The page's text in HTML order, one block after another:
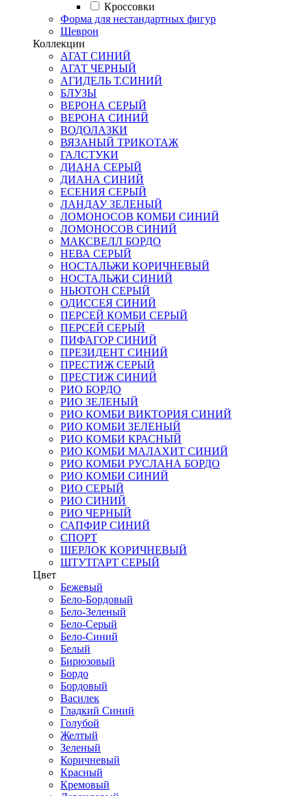
Кроссовки
Форма для нестандартных фигур
Шеврон
Коллекции
АГАТ СИНИЙ
АГАТ ЧЕРНЫЙ
АГИДЕЛЬ Т.СИНИЙ
БЛУЗЫ
ВЕРОНА СЕРЫЙ
ВЕРОНА СИНИЙ
ВОДОЛАЗКИ
ВЯЗАНЫЙ ТРИКОТАЖ
ГАЛСТУКИ
ДИАНА СЕРЫЙ
ДИАНА СИНИЙ
ЕСЕНИЯ СЕРЫЙ
ЛАНДАУ ЗЕЛЕНЫЙ
ЛОМОНОСОВ КОМБИ СИНИЙ
ЛОМОНОСОВ СИНИЙ
МАКСВЕЛЛ БОРДО
НЕВА СЕРЫЙ
НОСТАЛЬЖИ КОРИЧНЕВЫЙ
НОСТАЛЬЖИ СИНИЙ
НЬЮТОН СЕРЫЙ
ОДИССЕЯ СИНИЙ
ПЕРСЕЙ КОМБИ СЕРЫЙ
ПЕРСЕЙ СЕРЫЙ
ПИФАГОР СИНИЙ
ПРЕЗИДЕНТ СИНИЙ
ПРЕСТИЖ СЕРЫЙ
ПРЕСТИЖ СИНИЙ
РИО БОРДО
РИО ЗЕЛЕНЫЙ
РИО КОМБИ ВИКТОРИЯ СИНИЙ
РИО КОМБИ ЗЕЛЕНЫЙ
РИО КОМБИ КРАСНЫЙ
РИО КОМБИ МАЛАХИТ СИНИЙ
РИО КОМБИ РУСЛАНА БОРДО
РИО КОМБИ СИНИЙ
РИО СЕРЫЙ
РИО СИНИЙ
РИО ЧЕРНЫЙ
САПФИР СИНИЙ
СПОРТ
ШЕРЛОК КОРИЧНЕВЫЙ
ШТУТГАРТ СЕРЫЙ
Цвет
Бежевый
Бело-Бордовый
Бело-Зеленый
Бело-Серый
Бело-Синий
Белый
Бирюзовый
Бордо
Бордовый
Василек
Гладкий Синий
Голубой
Желтый
Зеленый
Коричневый
Красный
Кремовый